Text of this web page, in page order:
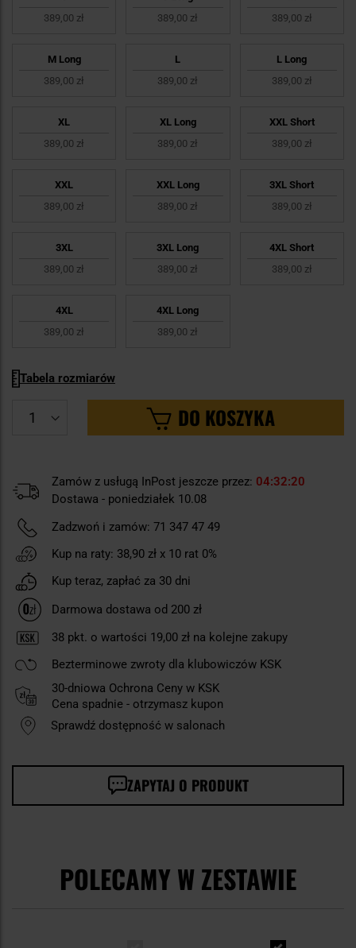
389,00 zł
389,00 zł
389,00 zł
M Long
389,00 zł
L
389,00 zł
L Long
389,00 zł
XL
389,00 zł
XL Long
389,00 zł
XXL Short
389,00 zł
XXL
389,00 zł
XXL Long
389,00 zł
3XL Short
389,00 zł
3XL
389,00 zł
3XL Long
389,00 zł
4XL Short
389,00 zł
4XL
389,00 zł
4XL Long
389,00 zł
Tabela rozmiarów
DO KOSZYKA
Zamów z usługą InPost jeszcze przez: 04 32 19
Dostawa - poniedziałek 10.08
Zadzwoń i zamów: 71 347 47 49
Kup na raty: 38,90 zł x 10 rat 0%
Kup teraz, zapłać za 30 dni
Darmowa dostawa od 200 zł
38 pkt. o wartości 19,00 zł na kolejne zakupy
Bezterminowe zwroty dla klubowiczów KSK
30-dniowa Ochrona Ceny w KSK
Cena spadnie - otrzymasz kupon
Sprawdź dostępność w salonach
ZAPYTAJ O PRODUKT
POLECAMY W ZESTAWIE